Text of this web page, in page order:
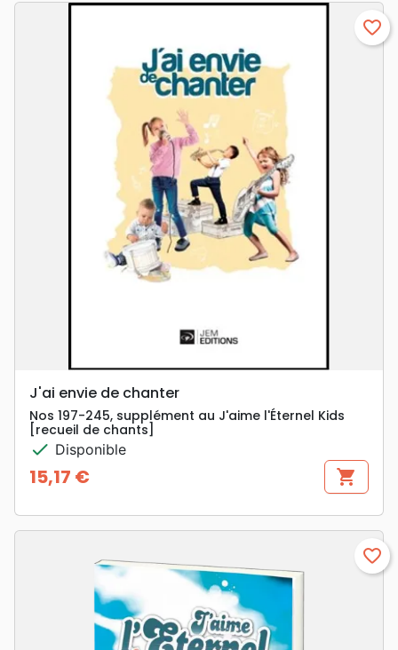
favorite_border
J'ai envie de chanter
Nos 197-245, supplément au J'aime l'Éternel Kids
[recueil de chants]
check Disponible
Prix
15,17 € shopping_cart
favorite_border